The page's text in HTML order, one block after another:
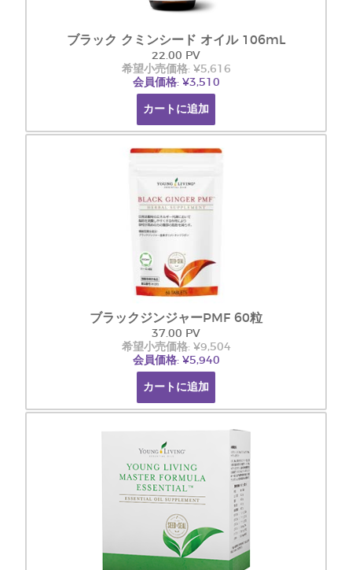
ブラック クミンシード オイル 106mL
22.00 PV
希望小売価格: ¥5,616
会員価格: ¥3,510
カートに追加
ブラックジンジャーPMF 60粒
37.00 PV
希望小売価格: ¥9,504
会員価格: ¥5,940
カートに追加